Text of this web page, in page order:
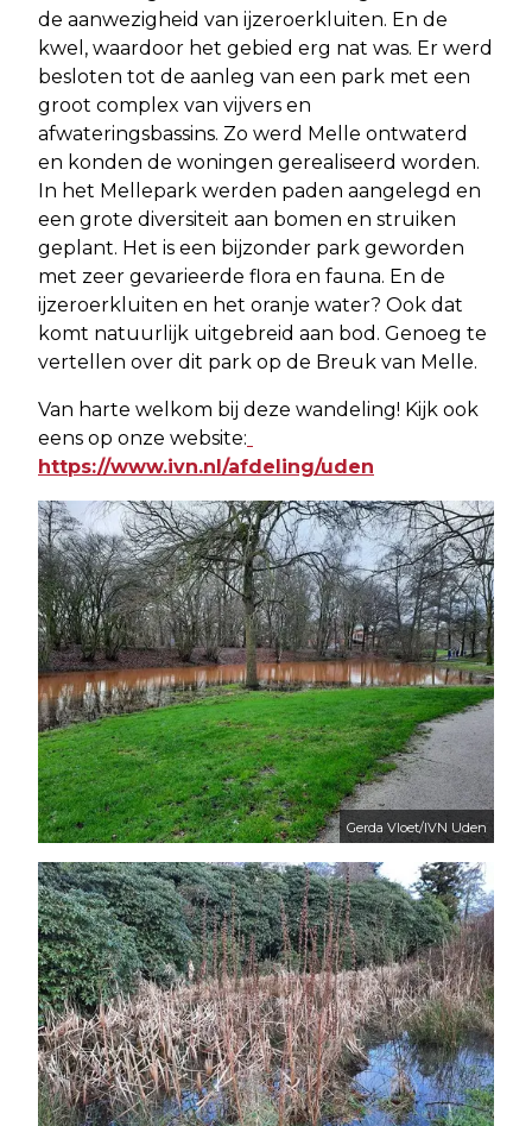
de aanwezigheid van ijzeroerkluiten. En de
kwel, waardoor het gebied erg nat was. Er werd
besloten tot de aanleg van een park met een
groot complex van vijvers en
afwateringsbassins. Zo werd Melle ontwaterd
en konden de woningen gerealiseerd worden.
In het Mellepark werden paden aangelegd en
een grote diversiteit aan bomen en struiken
geplant. Het is een bijzonder park geworden
met zeer gevarieerde flora en fauna. En de
ijzeroerkluiten en het oranje water? Ook dat
komt natuurlijk uitgebreid aan bod. Genoeg te
vertellen over dit park op de Breuk van Melle.
Van harte welkom bij deze wandeling! Kijk ook
eens op onze website:
https://www.ivn.nl/afdeling/uden
Gerda Vloet/IVN Uden